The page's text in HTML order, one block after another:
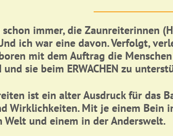
schon immer, die Zaunreiterinnen
ich war eine davon. Verfolgt,
mit dem Auftrag die
und sie beim ERWACHEN zu
ist ein alter Ausdruck für das
Wirklichkeiten. Mit je einem Bein
Welt und einem in der Anderswelt.